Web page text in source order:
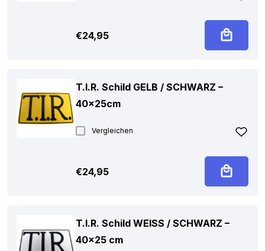
€24,95
T.I.R. Schild GELB / SCHWARZ –
40x25cm
Vergleichen
€24,95
T.I.R. Schild WEISS / SCHWARZ –
40×25 cm